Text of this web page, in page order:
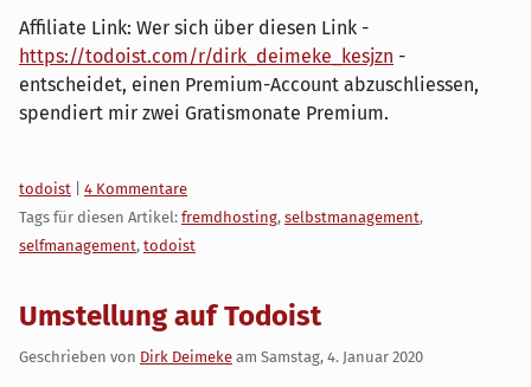
Affiliate Link: Wer sich über diesen Link -
https://todoist.com/r/dirk_deimeke_kesjzn -
entscheidet, einen Premium-Account abzuschliessen,
spendiert mir zwei Gratismonate Premium.
Kategorien:
todoist
4 Kommentare
Tags für diesen Artikel: fremdhosting, selbstmanagement,
selfmanagement, todoist
Umstellung auf Todoist
Geschrieben von Dirk Deimeke am Samstag, 4. Januar 2020